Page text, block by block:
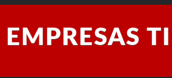
EMPRESAS